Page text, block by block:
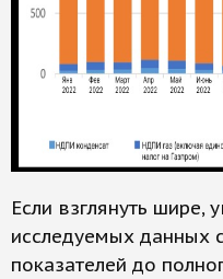
Если взглянуть шире,
исследуемых данных
показателей до